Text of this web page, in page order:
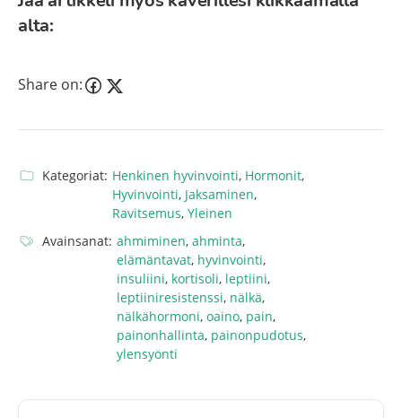
alta:
Share on:
Kategoriat: Henkinen hyvinvointi, Hormonit,
Hyvinvointi, Jaksaminen,
Ravitsemus, Yleinen
Avainsanat: ahmiminen, ahminta,
elämäntavat, hyvinvointi,
insuliini, kortisoli, leptiini,
leptiiniresistenssi, nälkä,
nälkähormoni, oaino, pain,
painonhallinta, painonpudotus,
ylensyönti